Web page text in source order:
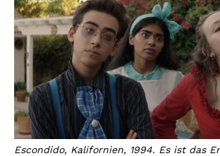
Escondido, Kalifornien, 1994. Es ist das